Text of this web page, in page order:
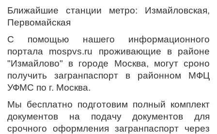
Ближайшие станции метро: Измайловская,
Первомайская
С помощью нашего информационного
портала mospvs.ru проживающие в районе
"Измайлово" в городе Москва, могут сроно
получить загранпаспорт в районном МФЦ
УФМС по г. Москва.
Мы бесплатно подготовим полный комплект
документов на подачу документов для
срочного оформления загранпаспорт через